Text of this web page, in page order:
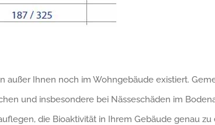
Ihnen noch im Wohngebäude existiert.
und insbesondere bei Nässeschäden im
die Bioaktivität in Ihrem Gebäude genau